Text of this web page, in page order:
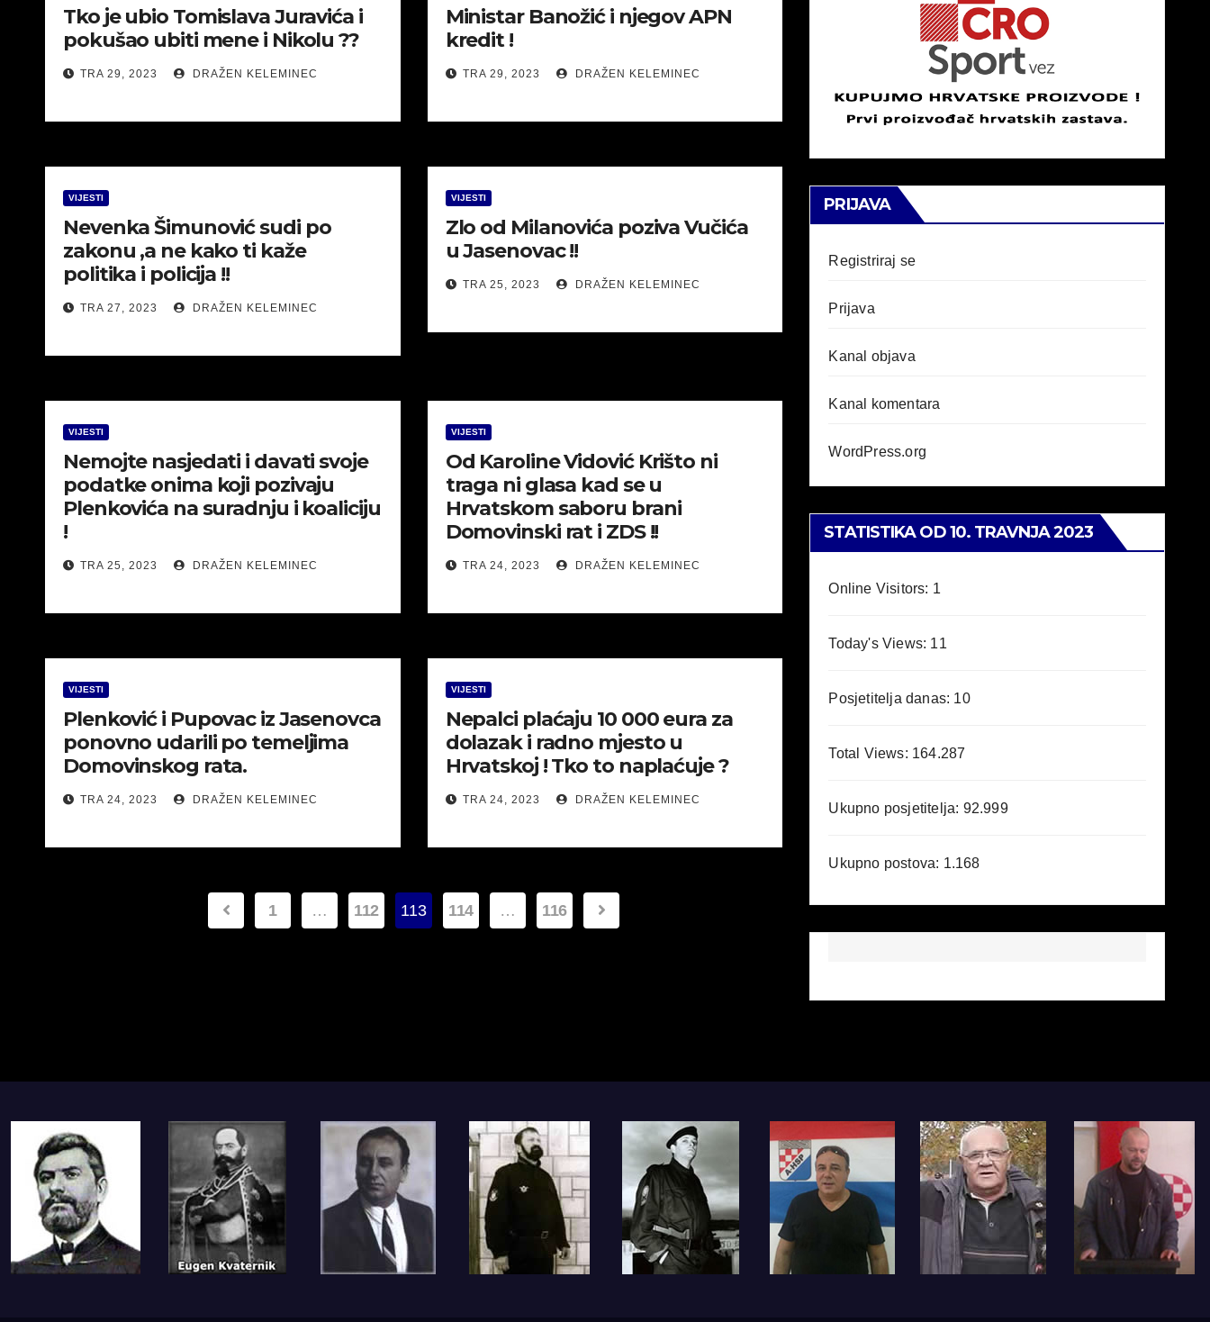
Tko je ubio Tomislava Juravića i
pokušao ubiti mene i Nikolu ??
TRA 29, 2023 DRAŽEN KELEMINEC
Ministar Banožić i njegov APN
kredit !
TRA 29, 2023 DRAŽEN KELEMINEC
VIJESTI
Nevenka Šimunović sudi po
zakonu ,a ne kako ti kaže
politika i policija !!
TRA 27, 2023 DRAŽEN KELEMINEC
VIJESTI
Zlo od Milanovića poziva Vučića
u Jasenovac !!
TRA 25, 2023 DRAŽEN KELEMINEC
VIJESTI
Nemojte nasjedati i davati svoje
podatke onima koji pozivaju
Plenkovića na suradnju i koaliciju
!
TRA 25, 2023 DRAŽEN KELEMINEC
VIJESTI
Od Karoline Vidović Krišto ni
traga ni glasa kad se u
Hrvatskom saboru brani
Domovinski rat i ZDS !!
TRA 24, 2023 DRAŽEN KELEMINEC
VIJESTI
Plenković i Pupovac iz Jasenovca
ponovno udarili po temeljima
Domovinskog rata.
TRA 24, 2023 DRAŽEN KELEMINEC
VIJESTI
Nepalci plaćaju 10 000 eura za
dolazak i radno mjesto u
Hrvatskoj ! Tko to naplaćuje ?
TRA 24, 2023 DRAŽEN KELEMINEC
Brojevi
1 … 112 113 114 … 116
PRIJAVA
Registriraj se
Prijava
Kanal objava
Kanal komentara
WordPress.org
STATISTIKA OD 10. TRAVNJA 2023
Online Visitors: 1
Today's Views: 11
Posjetitelja danas: 10
Total Views: 164.287
Ukupno posjetitelja: 92.999
Ukupno postova: 1.168